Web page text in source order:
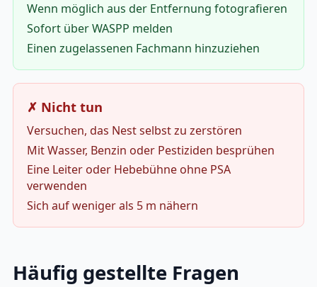
Wenn möglich aus der Entfernung fotografieren
Sofort über WASPP melden
Einen zugelassenen Fachmann hinzuziehen
✗ Nicht tun
Versuchen, das Nest selbst zu zerstören
Mit Wasser, Benzin oder Pestiziden besprühen
Eine Leiter oder Hebebühne ohne PSA
verwenden
Sich auf weniger als 5 m nähern
Häufig gestellte Fragen